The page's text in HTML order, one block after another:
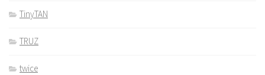
TinyTAN
TRUZ
twice